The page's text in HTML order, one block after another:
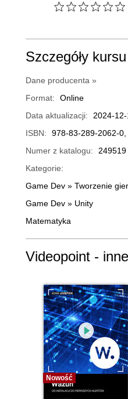
Szczegóły kursu
Dane producenta »
Format:
Online
Data aktualizacji:
2024-
ISBN:
978-83-289-2062-
Numer z katalogu:
249519
Kategorie:
Game Dev » Tworzenie gier
Game Dev » Unity
Matematyka
Videopoint -
Nowość